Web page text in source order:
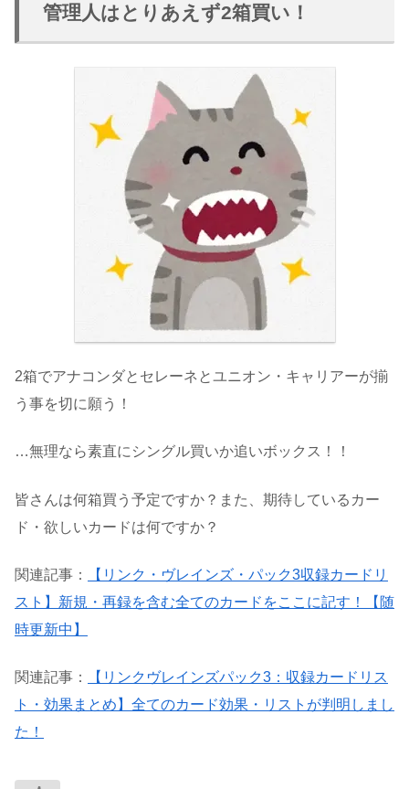
管理人はとりあえず2箱買い！
2箱でアナコンダとセレーネとユニオン・キャリアーが揃
う事を切に願う！
…無理なら素直にシングル買いか追いボックス！！
皆さんは何箱買う予定ですか？また、期待しているカー
ド・欲しいカードは何ですか？
関連記事：
【リンク・ヴレインズ・パック3収録カードリ
スト】新規・再録を含む全てのカードをここに記す！【随
時更新中】
関連記事：
【リンクヴレインズパック3：収録カードリス
ト・効果まとめ】全てのカード効果・リストが判明しまし
た！